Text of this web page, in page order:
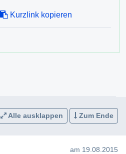
Kurzlink kopieren
Alle ausklappen Zum Ende
am 19.08.2015